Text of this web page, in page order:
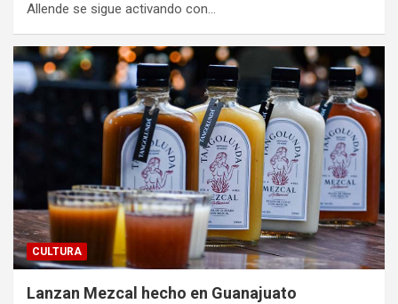
Allende se sigue activando con…
CULTURA
Lanzan Mezcal hecho en Guanajuato